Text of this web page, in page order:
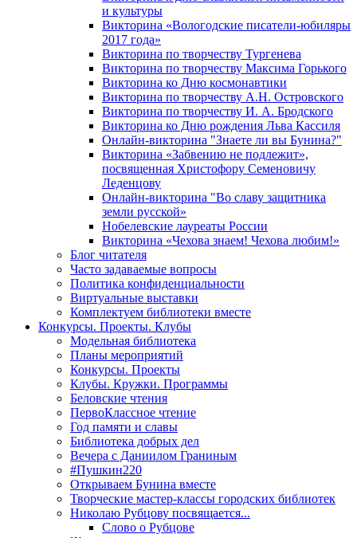
и культуры
Викторина «Вологодские писатели-юбиляры
2017 года»
Викторина по творчеству Тургенева
Викторина по творчеству Максима Горького
Викторина ко Дню космонавтики
Викторина по творчеству А.Н. Островского
Викторина по творчеству И. А. Бродского
Викторина ко Дню рождения Льва Кассиля
Онлайн-викторина "Знаете ли вы Бунина?"
Викторина «Забвению не подлежит»,
посвященная Христофору Семеновичу
Леденцову
Онлайн-викторина "Во славу защитника
земли русской»
Нобелевские лауреаты России
Викторина «Чехова знаем! Чехова любим!»
Блог читателя
Часто задаваемые вопросы
Политика конфиденциальности
Виртуальные выставки
Комплектуем библиотеки вместе
Конкурсы. Проекты. Клубы
Модельная библиотека
Планы мероприятий
Конкурсы. Проекты
Клубы. Кружки. Программы
Беловские чтения
ПервоКлассное чтение
Год памяти и славы
Библиотека добрых дел
Вечера с Даниилом Граниным
#Пушкин220
Открываем Бунина вместе
Творческие мастер-классы городских библиотек
Николаю Рубцову посвящается...
Слово о Рубцове